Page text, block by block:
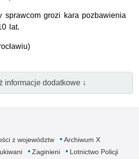
sprawcom grozi kara pozbawienia
lat.
informacje dodatkowe ↓
z województw
Archiwum X
Zaginieni
Lotnictwo Policji